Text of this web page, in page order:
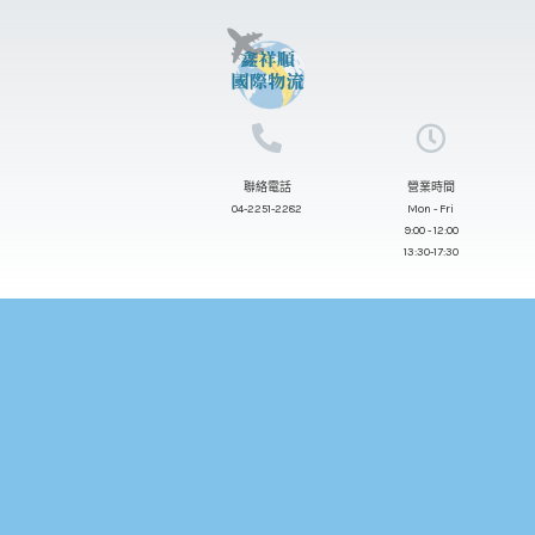
聯絡電話
04-2251-2282
營業時間
Mon - Fri
9:00 - 12:00
13:30-17:30